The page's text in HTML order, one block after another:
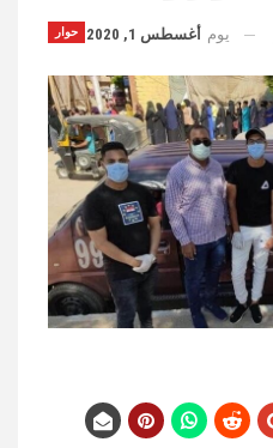
حوار يوم أغسطس 1, 2020